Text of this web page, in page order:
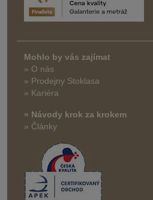
Mohlo by vás zajímat
» O nás
» Prodejny Stoklasa
» Kariéra
» Návody krok za krokem
» Články